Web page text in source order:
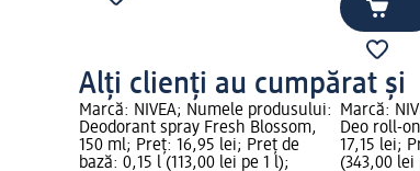
Alți clienți au cumpărat și
Marcă: NIVEA; Numele produsului:
Deodorant spray Fresh Blossom,
150 ml; Preț: 16,95 lei; Preț de
bază: 0,15 l (113,00 lei pe 1 l);
Marcă:
Deo roll-
17,15 lei;
(343,00